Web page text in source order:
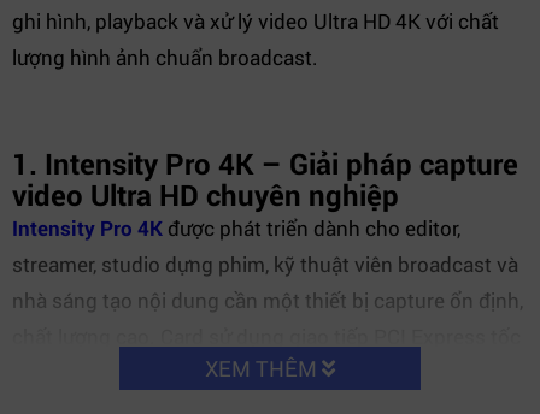
ghi hình, playback và xử lý video Ultra HD 4K với chất
lượng hình ảnh chuẩn broadcast.
1. Intensity Pro 4K – Giải pháp capture
video Ultra HD chuyên nghiệp
Intensity Pro 4K được phát triển dành cho editor,
streamer, studio dựng phim, kỹ thuật viên broadcast và
nhà sáng tạo nội dung cần một thiết bị capture ổn định,
độ cao giúp giảm độ trễ và tăng hiệu suất xử lý video
XEM THÊM